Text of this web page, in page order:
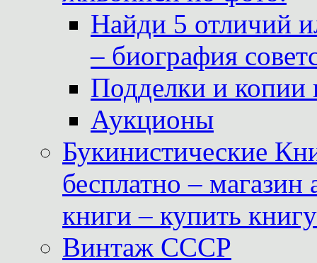
Найди 5 отличий
– биография
Подделки и копии
Аукционы
Букинистические
бесплатно –
книги – купить
Винтаж СССР